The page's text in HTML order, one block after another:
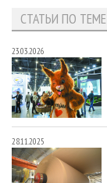
СТАТЬИ ПО ТЕМЕ
23.03.2026
28.11.2025